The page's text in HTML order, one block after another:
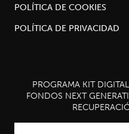
POLÍTICA DE COOKIES
POLÍTICA DE PRIVACIDAD
PROGRAMA KIT
FONDOS NEXT